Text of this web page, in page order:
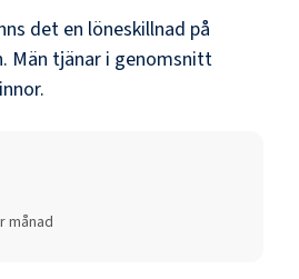
det en löneskillnad på
Män tjänar i genomsnitt
.
månad